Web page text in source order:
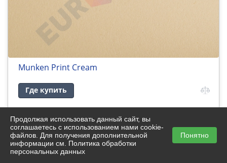
Munken Print Cream
Где купить
1 2
Продолжая использовать данный сайт, вы
соглашаетесь с использованием нами cookie-
файлов. Для получения дополнительной
информации см. Политика обработки
персональных данных
Понятно